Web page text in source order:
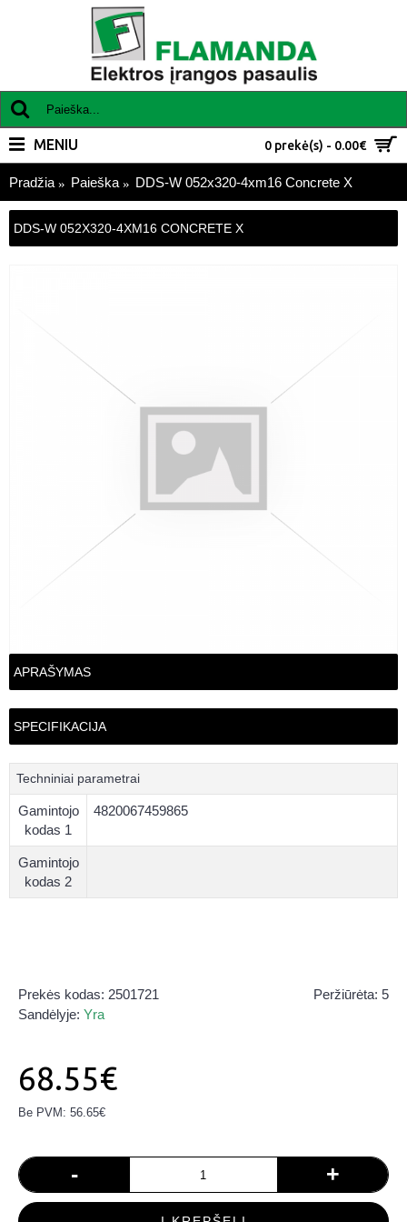
0 prekė(s) - 0.00€
MENIU
Pradžia Paieška DDS-W 052x320-4xm16 Concrete X
DDS-W 052X320-4XM16 CONCRETE X
APRAŠYMAS
SPECIFIKACIJA
Techniniai parametrai
Gamintojo
kodas 1
4820067459865
Gamintojo
kodas 2
Peržiūrėta: 5
Prekės kodas: 2501721
Sandėlyje: Yra
68.55€
Be PVM: 56.65€
- +